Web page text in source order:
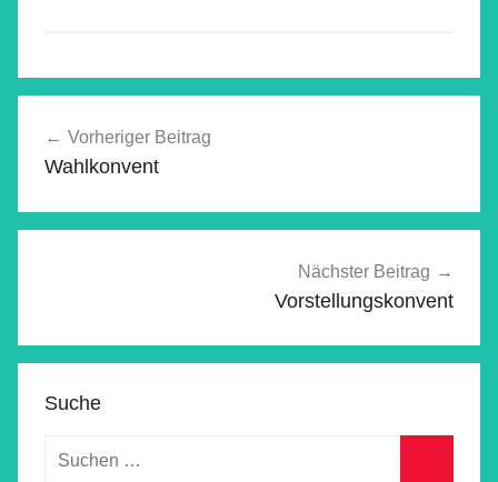
Vorheriger Beitrag
Wahlkonvent
Nächster Beitrag
Vorstellungskonvent
Suche